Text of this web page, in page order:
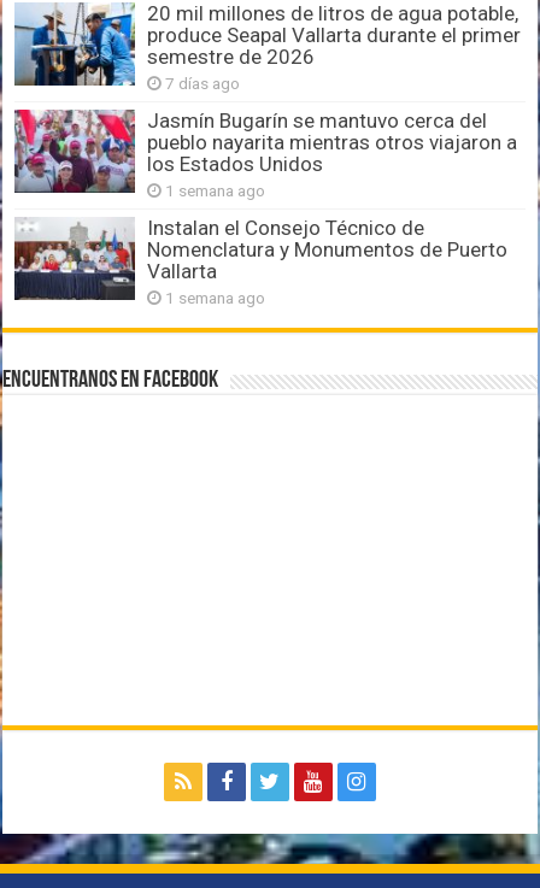
20 mil millones de litros de agua potable,
produce Seapal Vallarta durante el primer
semestre de 2026
7 días ago
Jasmín Bugarín se mantuvo cerca del
pueblo nayarita mientras otros viajaron a
los Estados Unidos
1 semana ago
Instalan el Consejo Técnico de
Nomenclatura y Monumentos de Puerto
Vallarta
1 semana ago
Encuentranos en Facebook